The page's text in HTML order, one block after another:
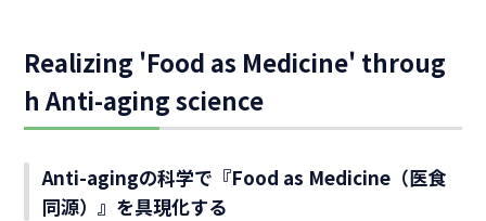
Realizing 'Food as Medicine' throug
h Anti-aging science
Anti-agingの科学で『Food as Medicine（医食
同源）』を具現化する